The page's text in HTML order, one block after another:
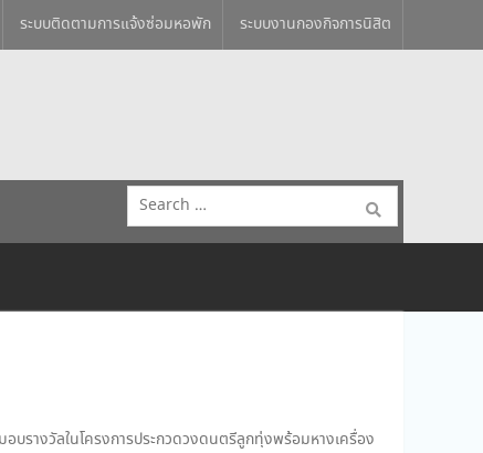
ระบบติดตามการแจ้งซ่อมหอพัก ระบบงานกองกิจการนิสิต
Search
for:
รางวัลในโครงการประกวดวงดนตรีลูกทุ่งพร้อมหางเครื่อง